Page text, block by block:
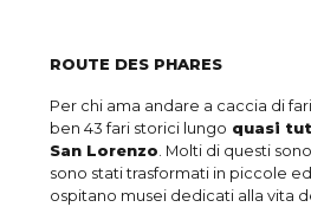
ROUTE DES PHARES
Per chi ama andare a caccia di
ben 43 fari storici lungo quasi
San Lorenzo. Molti di questi
sono stati trasformati in piccole
ospitano musei dedicati alla vita